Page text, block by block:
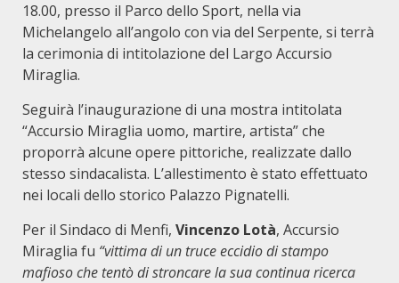
18.00, presso il Parco dello Sport, nella via
Michelangelo all’angolo con via del Serpente, si terrà
la cerimonia di intitolazione del Largo Accursio
Miraglia.
Seguirà l’inaugurazione di una mostra intitolata
“Accursio Miraglia uomo, martire, artista” che
proporrà alcune opere pittoriche, realizzate dallo
stesso sindacalista. L’allestimento è stato effettuato
nei locali dello storico Palazzo Pignatelli.
Per il Sindaco di Menfi, Vincenzo Lotà, Accursio
Miraglia fu “vittima di un truce eccidio di stampo
mafioso che tentò di stroncare la sua continua ricerca